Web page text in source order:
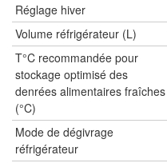
Réglage hiver
Volume réfrigérateur (L)
T°C recommandée pour
stockage optimisé des
denrées alimentaires fraîches
(°C)
Mode de dégivrage
réfrigérateur